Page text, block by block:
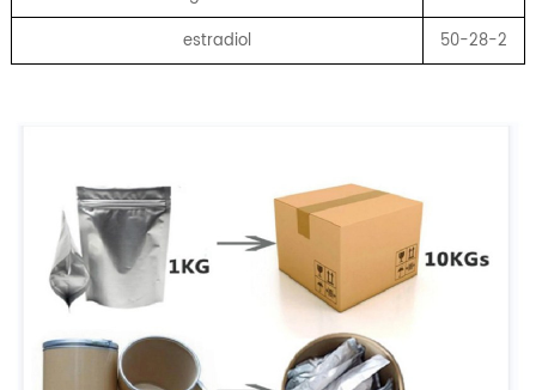
estradiol
50-28-2